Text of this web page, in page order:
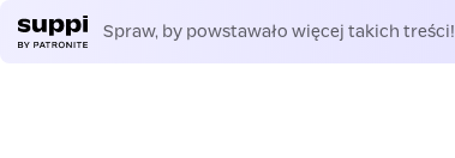
Spraw, by powstawało więcej takich treści!